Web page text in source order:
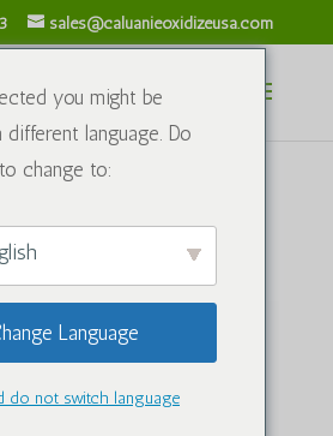
sales@caluanieoxidizeusa.com
/ Caluanie Muelear
you might be
different language. Do
change to:
Language
do not switch language